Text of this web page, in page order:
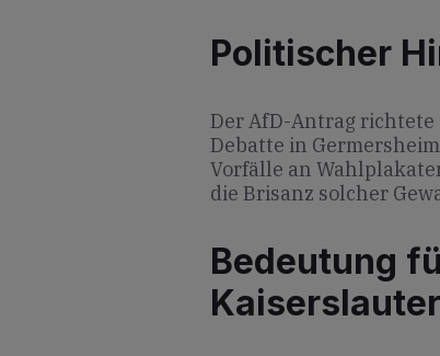
Politischer
Der AfD-Antrag richtete
Debatte in
Vorfälle an
die Brisanz solcher
Bedeutung